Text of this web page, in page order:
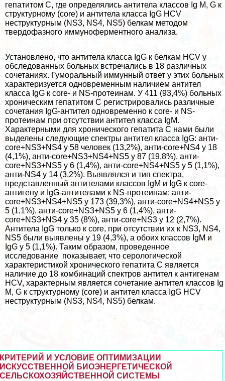
гепатитом С, где определялись антитела классов Ig M, G к
структурному (core) и антитела класса IgG HCV
неструктурным (NS3, NS4, NS5) белкам методом
твердофазного иммуноферментного анализа.
Установлено, что антитела класса IgG к белкам HCV у
обследованных больных встречались в 18 различных
сочетаниях. Гумopaльный иммунный ответ у этих больных
хаpaктеризуется одновременным наличием антител
класса IgG к core- и NS-протеинам. У 411 (93,4%) больных
хроническим гепатитом С регистрировались различные
сочетания IgG-антител одновременно к core- и NS-
протеинам при отсутствии антител класса IgМ.
Хаpaктерными для хронического гепатита С нами были
выделены следующие спектры антител класса IgG: анти-
core+NS3+NS4 у 58 человек (13,2%), анти-core+NS4 у 18
(4,1%), анти-core+NS3+NS4+NS5 у 87 (19,8%), анти-
core+NS3+NS5 у 6 (1,4%), анти-core+NS4+NS5 у 5 (1,1%),
анти-NS4 у 14 (3,2%). Выявлялся и тип спектра,
представленный антителами классов IgM и IgG к core-
антигену и IgG-антителами к NS-протеинам: анти-
core+NS3+NS4+NS5 у 173 (39,3%), анти-core+NS4+NS5 у
5 (1,1%), анти-core+NS3+NS5 у 6 (1,4%), анти-
core+NS3+NS4 у 35 (8%), анти-core+NS3 у 12 (2,7%).
Антитела IgG только к core, при отсутствии их к NS3, NS4,
NS5 были выявлены у 19 (4,3%), а обоих классов IgM и
IgG у 5 (1,1%). Таким образом, проведенное
исследование показывает, что серологической
хаpaктеристикой хронического гепатита С является
наличие до 18 комбинаций спектров антител к антигенам
HCV, хаpaктерным является сочетание антител классов Ig
M, G к структурному (core) и антител класса IgG HCV
неструктурным (NS3, NS4, NS5) белкам.
КРИТЕРИЙ И УСЛОВИЕ ОПТИМИЗАЦИИ
ИСКУССТВЕННОЙ БИОЭНЕРГЕТИЧЕСКОЙ
СЕЛЬСКОХОЗЯЙСТВЕННОЙ СИСТЕМЫ